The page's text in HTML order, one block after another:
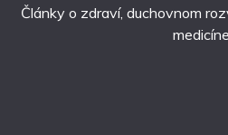
Články o zdraví, duchovnom
medicíne.